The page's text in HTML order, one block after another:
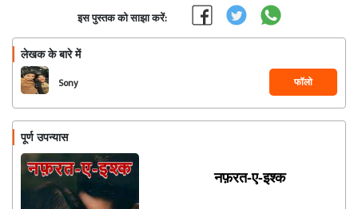
इस पुस्तक को साझा करें:
लेखक के बारे में
Sony फॉलो
पूर्ण उपन्यास
नफ़रत-ए-इश्क